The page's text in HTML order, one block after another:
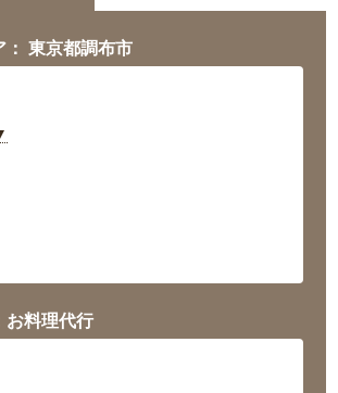
： 東京都調布市
お料理代行